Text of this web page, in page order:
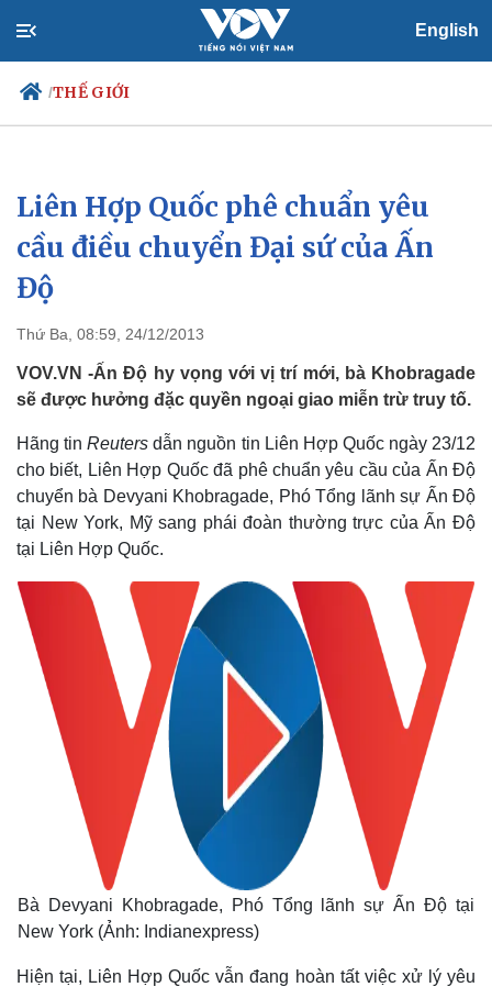
English
/THẾ GIỚI
Chính trị
Đảng
Tổ chức nhân sự
Quốc hội
Nhận diện sự thật
Xã hội
Tin 24h
Dự báo thời tiết
Liên Hợp Quốc phê chuẩn yêu
cầu điều chuyển Đại sứ của Ấn
Độ
Thứ Ba, 08:59, 24/12/2013
VOV.VN -Ấn Độ hy vọng với vị trí mới, bà Khobragade
sẽ được hưởng đặc quyền ngoại giao miễn trừ truy tố.
Hãng tin Reuters dẫn nguồn tin Liên Hợp Quốc ngày 23/12
cho biết, Liên Hợp Quốc đã phê chuẩn yêu cầu của Ấn Độ
chuyển bà Devyani Khobragade, Phó Tổng lãnh sự Ấn Độ
tại New York, Mỹ sang phái đoàn thường trực của Ấn Độ
tại Liên Hợp Quốc.
Bà Devyani Khobragade, Phó Tổng lãnh sự Ấn Độ tại
New York (Ảnh: Indianexpress)
Hiện tại, Liên Hợp Quốc vẫn đang hoàn tất việc xử lý yêu